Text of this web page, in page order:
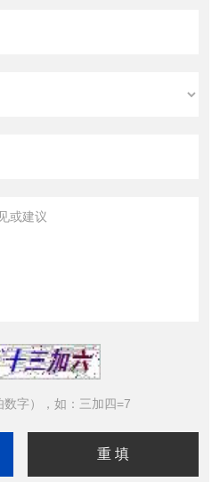
字），如：三加四=7